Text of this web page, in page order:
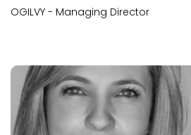
OGILVY - Managing Director